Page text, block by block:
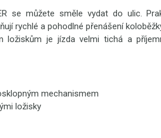
se můžete směle vydat do ulic.
rychlé a pohodlné přenášení
ložiskům je jízda velmi tichá a
mechanismem
ložisky